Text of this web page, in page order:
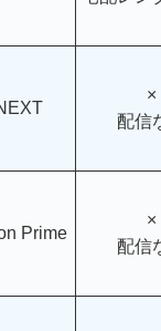
×
配信
Prime
×
配信